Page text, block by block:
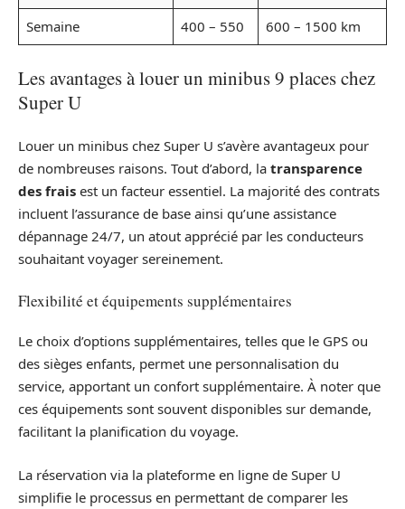
Semaine
400 – 550 600 – 1500 km
Les avantages à louer un minibus 9 places chez
Super U
Louer un minibus chez Super U s’avère avantageux pour
de nombreuses raisons. Tout d’abord, la transparence
des frais est un facteur essentiel. La majorité des contrats
incluent l’assurance de base ainsi qu’une assistance
dépannage 24/7, un atout apprécié par les conducteurs
souhaitant voyager sereinement.
Flexibilité et équipements supplémentaires
Le choix d’options supplémentaires, telles que le GPS ou
des sièges enfants, permet une personnalisation du
service, apportant un confort supplémentaire. À noter que
ces équipements sont souvent disponibles sur demande,
facilitant la planification du voyage.
La réservation via la plateforme en ligne de Super U
simplifie le processus en permettant de comparer les